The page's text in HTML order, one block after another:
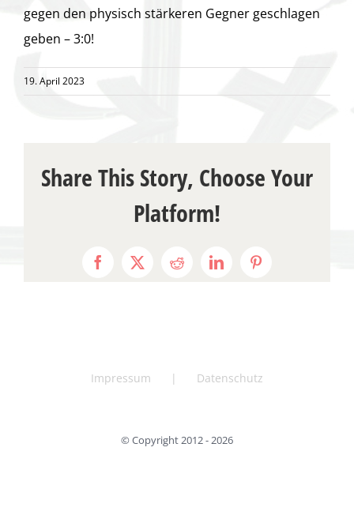
gegen den physisch stärkeren Gegner geschlagen
geben – 3:0!
19. April 2023
Share This Story, Choose Your
Platform!
Facebook
X RedditLinkedInPinterest
Impressum Datenschutz
© Copyright 2012 -2026